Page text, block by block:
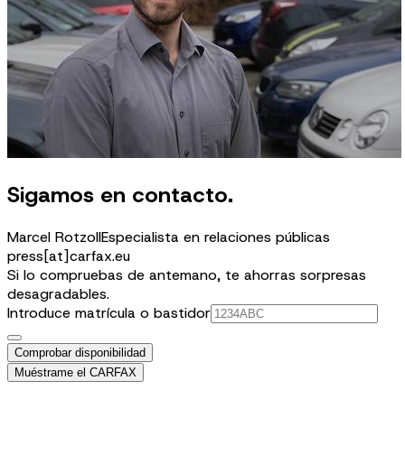
Sigamos en contacto.
Marcel RotzollEspecialista en relaciones públicas
press[at]carfax.eu
Si lo compruebas de antemano, te ahorras sorpresas
desagradables.
Introduce matrícula o bastidor
Comprobar disponibilidad
Muéstrame el CARFAX